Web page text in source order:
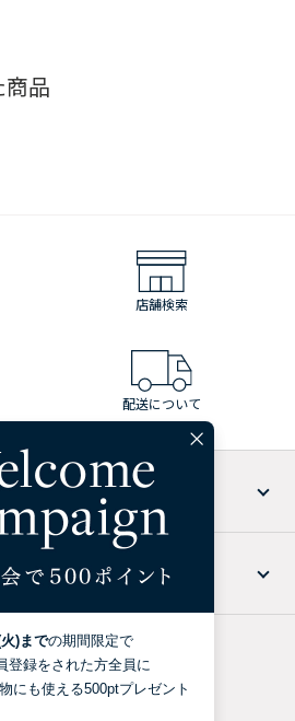
品
店舗検索
配送について
ついて